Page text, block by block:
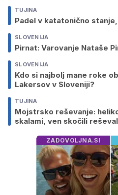
TUJINA
Padel v katatonično
SLOVENIJA
Pirnat: Varovanje Nataše
SLOVENIJA
Kdo si najbolj mane roke
Lakersov v Sloveniji?
TUJINA
Mojstrsko reševanje:
skalami, ven skočili
ZADOVOLJNA.SI